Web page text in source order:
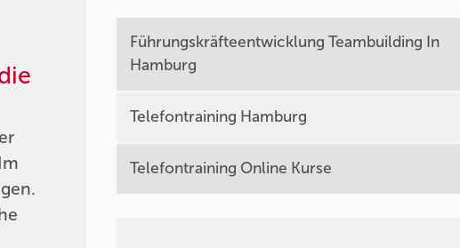
Führungskräfteentwicklung Teambuilding In
Hamburg
Telefontraining Hamburg
Telefontraining Online Kurse